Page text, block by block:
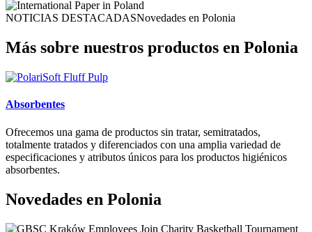
NOTICIAS DESTACADASNovedades en Polonia
Más sobre nuestros productos en Polonia
Absorbentes
Ofrecemos una gama de productos sin tratar, semitratados,
totalmente tratados y diferenciados con una amplia variedad de
especificaciones y atributos únicos para los productos higiénicos
absorbentes.
Novedades en Polonia